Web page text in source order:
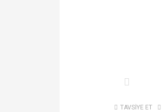
TAVSİYE ET